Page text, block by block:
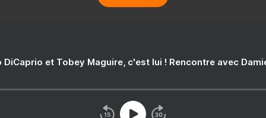
DiCaprio et Tobey Maguire, c'est lui ! Rencontre avec